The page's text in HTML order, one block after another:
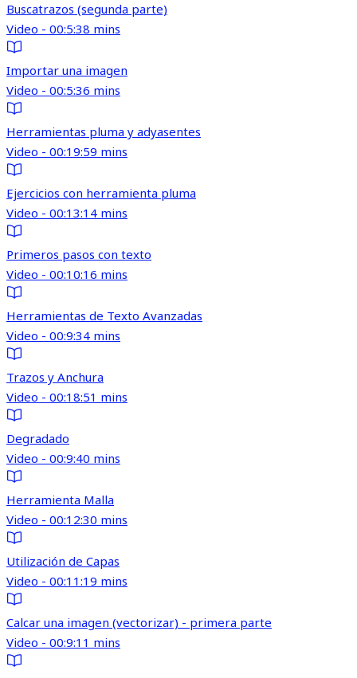
Buscatrazos (segunda parte)
Video - 00:5:38 mins
Importar una imagen
Video - 00:5:36 mins
Herramientas pluma y adyasentes
Video - 00:19:59 mins
Ejercicios con herramienta pluma
Video - 00:13:14 mins
Primeros pasos con texto
Video - 00:10:16 mins
Herramientas de Texto Avanzadas
Video - 00:9:34 mins
Trazos y Anchura
Video - 00:18:51 mins
Degradado
Video - 00:9:40 mins
Herramienta Malla
Video - 00:12:30 mins
Utilización de Capas
Video - 00:11:19 mins
Calcar una imagen (vectorizar) - primera parte
Video - 00:9:11 mins